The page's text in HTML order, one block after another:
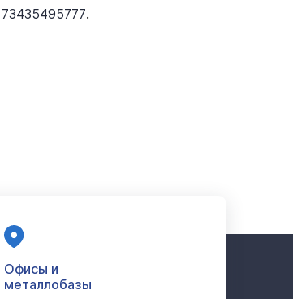
73435495777.
Офисы и
металлобазы